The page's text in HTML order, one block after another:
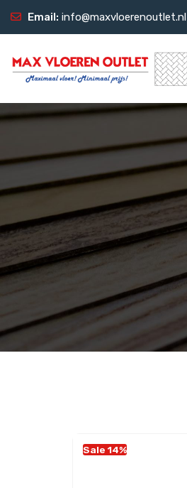
Email: info@maxvloerenoutlet.nl
Sale 14%